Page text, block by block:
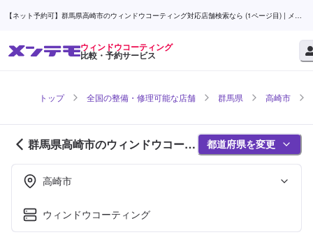
【ネット予約可】群馬県高崎市のウィンドウコーティング対応店舗検索なら (1ページ目) | メン
ウィンドウコーティング
比較・予約サービス
トップ 全国の整備・修理可能な店舗 群馬県 高崎市
群馬県高崎市のウィンドウコーテ
ィング対応店舗紹介 (1ページ目)
都道府県を変更
高崎市
ウィンドウコーティング